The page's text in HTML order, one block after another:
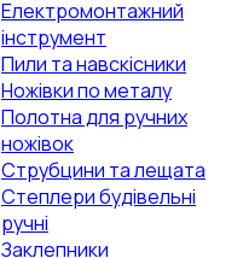
Електромонтажний
інструмент
Пили та навскісники
Ножівки по металу
Полотна для ручних
ножівок
Струбцини та лещата
Степлери будівельні
ручні
Заклепники